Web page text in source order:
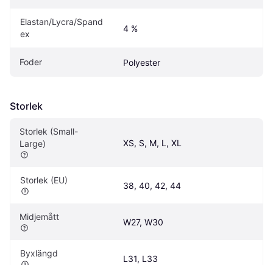
Elastan/Lycra/Spand
ex
4 %
Foder Polyester
Storlek
Storlek (Small-
Large)
XS, S, M, L, XL
Storlek (EU)
38, 40, 42, 44
Midjemått
W27, W30
Byxlängd
L31, L33